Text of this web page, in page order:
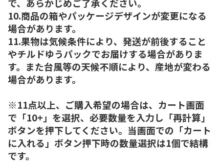
で、あらかじめご了承ください。
10.商品の箱やパッケージデザインが変更になる
場合があります。
11.果物は気候条件により、発送が前後すること
やチルドゆうパックでお届けする場合がありま
す。また台風等の天候不順により、産地が変わる
場合があります。
※11点以上、ご購入希望の場合は、カート画面
で「10+」を選択、必要数量を入力し「再計算」
ボタンを押下してください。当画面での「カート
に入れる」ボタン押下時の数量選択は1個で結構
です。